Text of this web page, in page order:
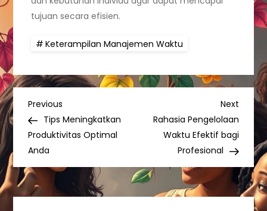
tujuan secara efisien.
Keterampilan Manajemen Waktu
P
o
s
t
Previous
Post
Previous
Tips Meningkatkan
Produktivitas Optimal
Anda
Next
Post
Next
Rahasia Pengelolaan
Waktu Efektif bagi
Profesional